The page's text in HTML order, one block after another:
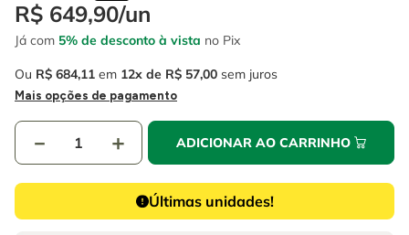
R$ 649,90/un
Já com 5% de desconto à vista no Pix
Ou R$ 684,11 em 12 R$ 57,00 sem juros
Mais opções de pagamento
＋
－ ADICIONAR AO CARRINHO
Últimas unidades!
6 º fio
7º chave impacto
8º disco corte
serra copo
º escada
º serra circular
º fio
disco corte
º cabo flexivel
10º serra copo